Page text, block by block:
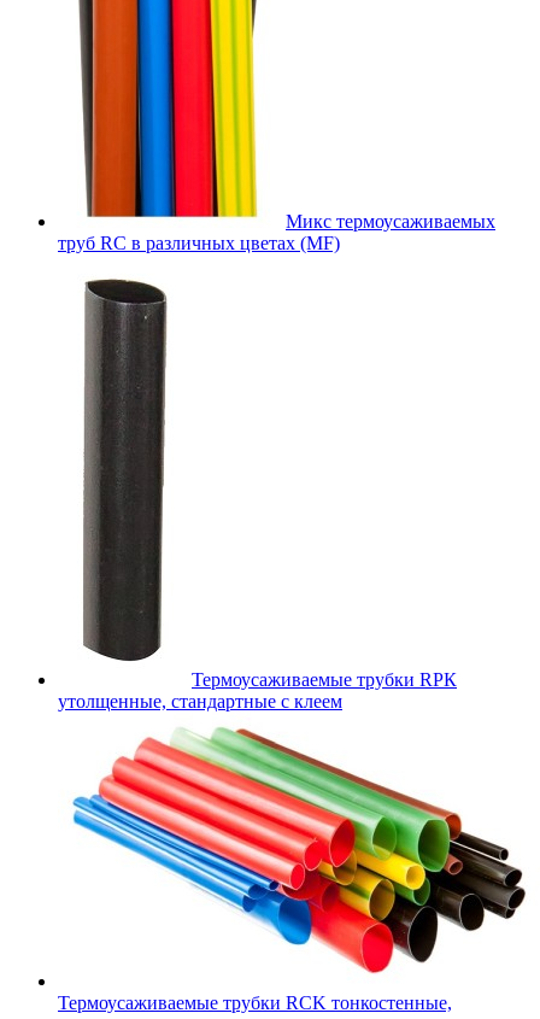
Микс термоусаживаемых
труб RC в различных цветах (MF)
Термоусаживаемые трубки RPК
утолщенные, стандартные с клеем
Термоусаживаемые трубки RCK тонкостенные,